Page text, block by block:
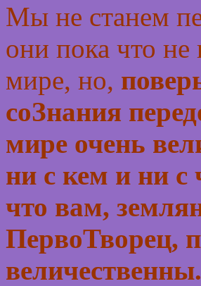
Мы не станем
они пока что
мире, но,
соЗнания
мире очень
ни с кем и ни с
что вам,
ПервоТворец,
величественны.